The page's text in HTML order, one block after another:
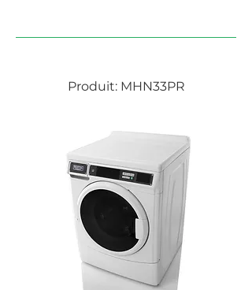
Produit: MHN33PR